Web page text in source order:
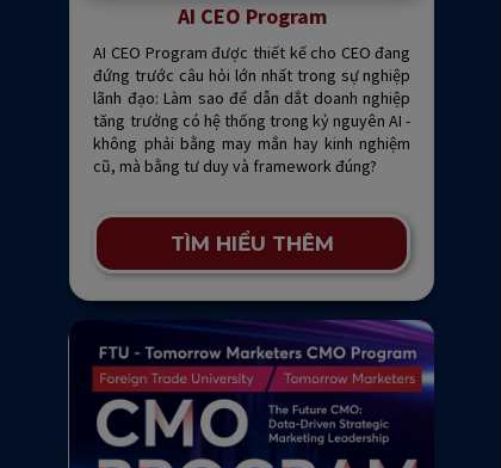
AI CEO Program
AI CEO Program được thiết kế cho CEO đang
đứng trước câu hỏi lớn nhất trong sự nghiệp
lãnh đạo: Làm sao để dẫn dắt doanh nghiệp
tăng trưởng có hệ thống trong kỷ nguyên AI -
không phải bằng may mắn hay kinh nghiệm
cũ, mà bằng tư duy và framework đúng?
TÌM HIỂU THÊM